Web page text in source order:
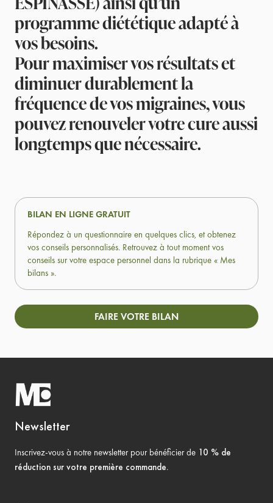
programme diététique adapté à
vos besoins.
Pour maximiser vos résultats et
diminuer durablement la
fréquence de vos migraines, vous
pouvez renouveler votre cure aussi
longtemps que nécessaire.
BILAN EN LIGNE GRATUIT
Répondez à un questionnaire en quelques clics, et obtenez
vos conseils personnalisés. Retrouvez à tout moment vos
conseils sur votre espace personnel dans la rubrique « Mes
bilans ».
FAIRE VOTRE BILAN
Newsletter
Inscrivez-vous à notre newsletter pour bénéficier de 10 % de
réduction sur votre première commande.